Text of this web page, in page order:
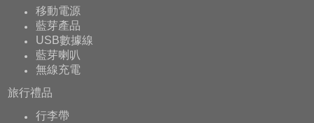
移動電源
藍芽產品
USB數據線
藍芽喇叭
無線充電
旅行禮品
行李帶